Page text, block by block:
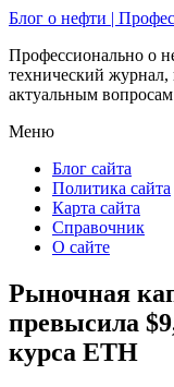
Блог о нефти |
Профессионально о
технический журнал,
актуальным
Меню
Блог сайта
Политика сайта
Карта сайта
Справочник
О сайте
Рыночная
превысила
курса ETH